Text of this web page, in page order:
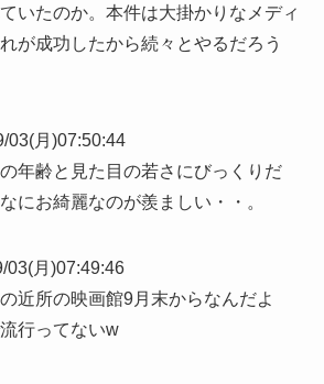
いたのか。本件は大掛かりなメディ
が成功したから続々とやるだろう
03(月)07:50:44
年齢と見た目の若さにびっくりだ
にお綺麗なのが羨ましい・・。
03(月)07:49:46
近所の映画館9月末からなんだよ
行ってないw